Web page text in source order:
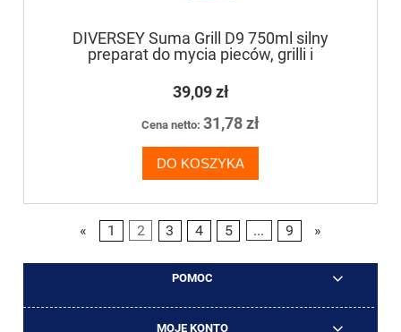
DIVERSEY Suma Grill D9 750ml silny
preparat do mycia pieców, grilli i
smażalników
39,09 zł
Cena netto: 31,78 zł
DO KOSZYKA
« 1 2 3 4 5 ... 9 »
POMOC
MOJE KONTO